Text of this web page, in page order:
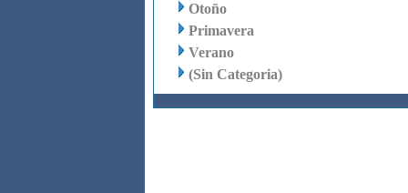
Otoño
Primavera
Verano
(Sin Categoria)